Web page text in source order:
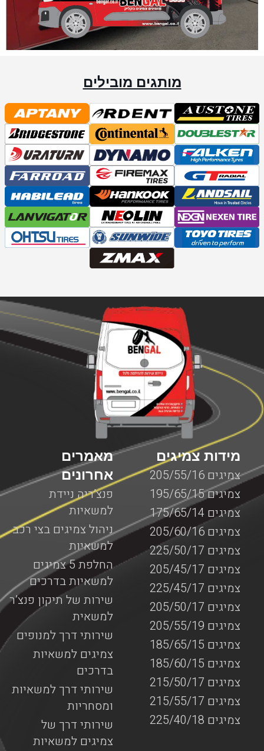
מותגים מובילים
מאמרים
אחרונים
פנצ’ריה ניידת
למשאיות
ניהול צמיגים בצי רכב
למשאיות
החלפת 5 צמיגים
למשאיות בדרכים
שירות של תיקון פנצ’ר
למשאית
שירותי דרך למנופים
צמיגים למשאיות
בדרכים
שירותי דרך למשאיות
ומסחריות
שירותי דרך של
צמיגים למשאיות
מידות צמיגים
צמיגים 205/55/16
צמיגים 195/65/15
צמיגים 175/65/14
צמיגים 205/60/16
צמיגים 225/50/17
צמיגים 205/45/17
צמיגים 225/45/17
צמיגים 205/50/17
צמיגים 205/55/19
צמיגים 185/65/15
צמיגים 185/60/15
צמיגים 215/50/17
צמיגים 215/55/17
צמיגים 225/40/18